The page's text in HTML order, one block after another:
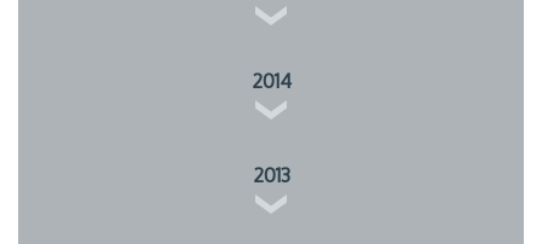
2014
2013